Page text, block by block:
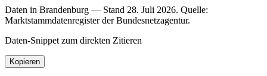
Daten in Brandenburg — Stand 28. Juli 2026. Quelle:
Marktstammdatenregister der Bundesnetzagentur.
Daten-Snippet zum direkten Zitieren
Kopieren